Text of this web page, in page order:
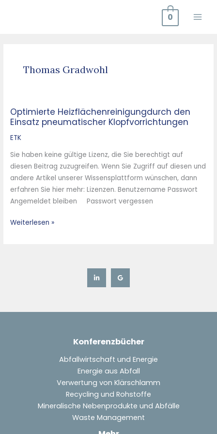
0
Thomas Gradwohl
Optimierte Heizflächenreinigungdurch den
Einsatz pneumatischer Klopfvorrichtungen
ETK
Sie haben keine gültige Lizenz, die Sie berechtigt auf
diesen Beitrag zuzugreifen. Wenn Sie Zugriff auf diesen und
andere Artikel unserer Wissensplattform wünschen, dann
erfahren Sie hier mehr: Lizenzen. Benutzername Passwort
Angemeldet bleiben Passwort vergessen
Optimierte
Heizflächenreinigungdurch
den
pneumatischer
Klopfvorrichtungen
Weiterlesen »
Konferenzbücher
Abfallwirtschaft und Energie
Energie aus Abfall
Verwertung von Klärschlamm
Recycling und Rohstoffe
Mineralische Nebenprodukte und Abfälle
Waste Management